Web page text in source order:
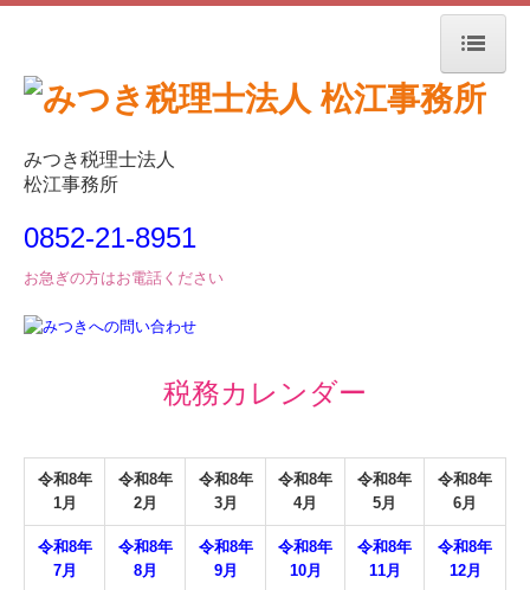
トップページ
事務所紹介
毎月、貴社を訪問します
TKC経営指標の活用
経営支援
貴社の業績管理体制を構築
みつき税理士法人
松江事務所
0852-21-8951
お急ぎの方はお電話ください
税務カレンダー
令和8年
1月
令和8年
2月
令和8年
3月
令和8年
4月
令和8年
5月
令和8年
6月
令和8年
7月
令和8年
8月
令和8年
9月
令和8年
10月
令和8年
11月
令和8年
12月